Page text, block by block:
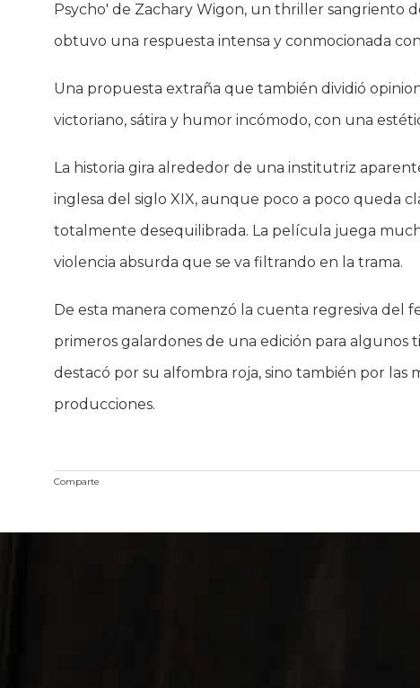
Psycho' de Zachary Wigon, un thriller sangriento
obtuvo una respuesta intensa y conmocionada
Una propuesta extraña que también dividió
victoriano, sátira y humor incómodo, con una
La historia gira alrededor de una institutriz
inglesa del siglo XIX, aunque poco a poco queda
totalmente desequilibrada. La película juega
violencia absurda que se va filtrando en la trama.
De esta manera comenzó la cuenta regresiva del
primeros galardones de una edición para algunos
destacó por su alfombra roja, sino también por las
producciones.
Comparte